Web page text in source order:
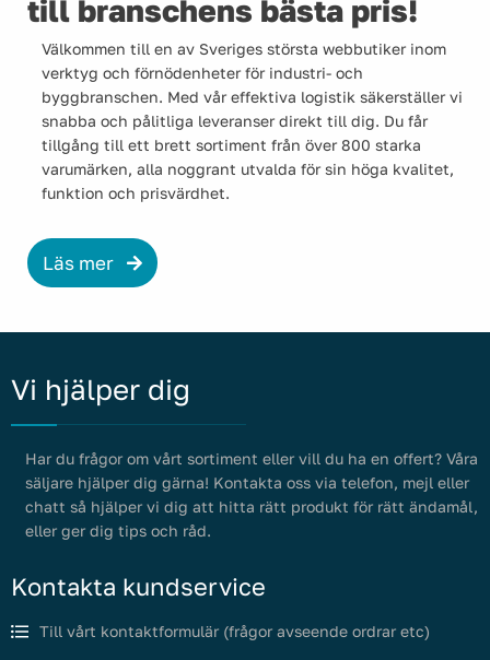
till branschens bästa pris!
Välkommen till en av Sveriges största webbutiker inom
verktyg och förnödenheter för industri- och
byggbranschen. Med vår effektiva logistik säkerställer vi
snabba och pålitliga leveranser direkt till dig. Du får
tillgång till ett brett sortiment från över 800 starka
varumärken, alla noggrant utvalda för sin höga kvalitet,
funktion och prisvärdhet.
Läs mer
Vi hjälper dig
Har du frågor om vårt sortiment eller vill du ha en offert? Våra
säljare hjälper dig gärna! Kontakta oss via telefon, mejl eller
chatt så hjälper vi dig att hitta rätt produkt för rätt ändamål,
eller ger dig tips och råd.
Kontakta kundservice
Till vårt kontaktformulär (frågor avseende ordrar etc)